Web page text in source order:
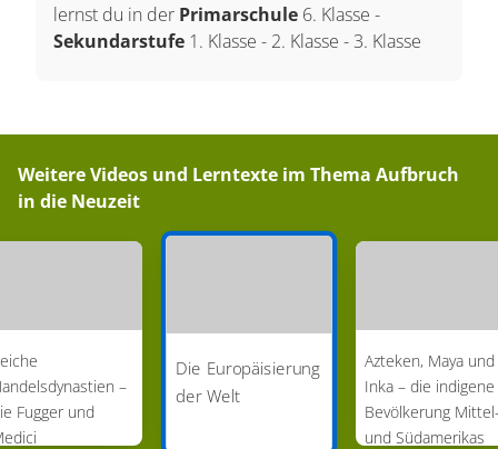
lernst du in der Primarschule 6. Klasse -
Sekundarstufe 1. Klasse - 2. Klasse - 3. Klasse
Weitere Videos und Lerntexte im Thema Aufbruch
in die Neuzeit
–
Fugger und
Die Europäisierung
der Welt
Azteken, Maya und
Inka – die indigene
Bevölkerung
und Südamerikas